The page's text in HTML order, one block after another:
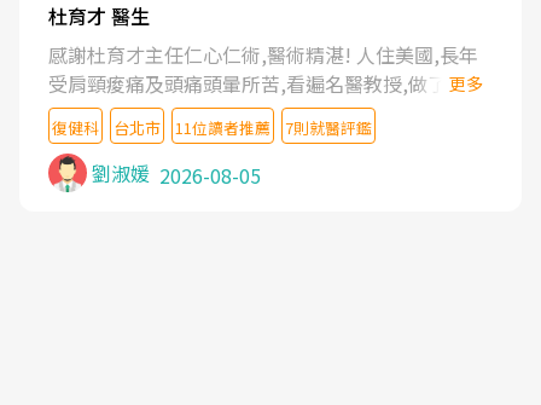
杜育才 醫生
感謝杜育才主任仁心仁術,醫術精湛! 人住美國,長年
受肩頸痠痛及頭痛頭暈所苦,看遍名醫教授,做了各種
檢查,也嘗試過西醫打針,中醫針灸及物理徒手治療都
沒有用,後來連吃到嗎啡類止痛藥都效果有限,只是壓
症狀,沒多久就痛起來,多年失眠嚴重影響生活品質.
台灣親友介紹忠孝醫院杜育才主任是頸頭症候群專
更多
復健科 台北市 11位讀者推薦 7則就醫評鑑
劉淑媛 2026-08-05